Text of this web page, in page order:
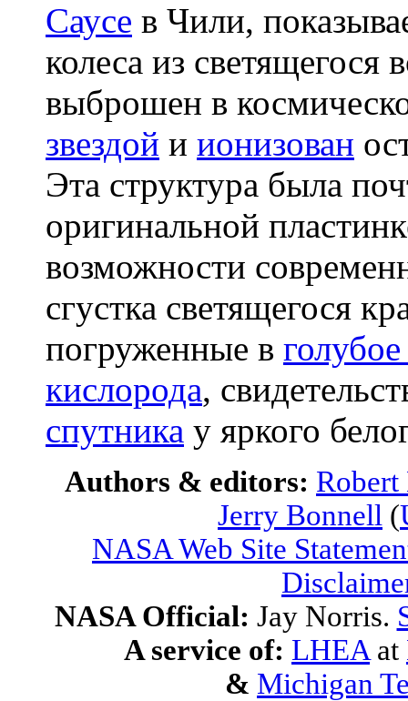
Саусе в Чили,
колеса из
выброшен в
звездой и ионизован
Эта структура была
оригинальной
возможности
сгустка светящегося
погруженные в
кислорода,
спутника у яркого
Authors & editors:
Jerry Bonnell (
NASA Web Site
NASA Official: Jay Norris.
A service of: LHEA at
& Michigan